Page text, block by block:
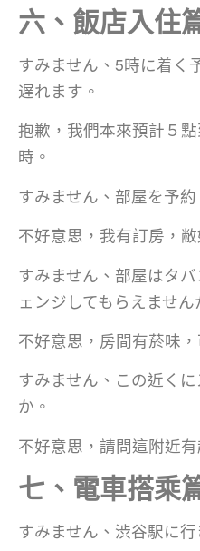
六、飯店入住
すみません、5時に着く
遅れます。
抱歉，我們本來預計５
時。
すみません、部屋を予
不好意思，我有訂房，敝
すみません、部屋はタ
ェンジしてもらえません
不好意思，房間有菸味
すみません、この近く
か。
不好意思，請問這附近有
七、電車搭乘
すみません、渋谷駅に